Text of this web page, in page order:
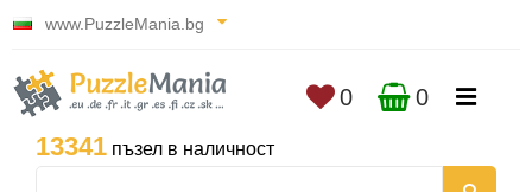
www.PuzzleMania.bg
13341 пъзел в наличност
0 0